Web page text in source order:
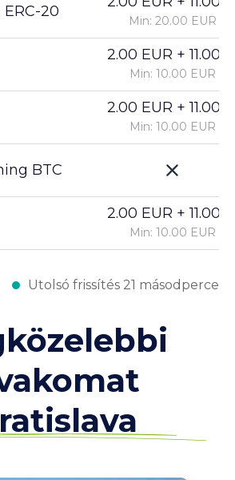
ERC-20
BTC
Min: 20.00 EUR
2.00 EUR +
Min: 10.00 EUR
2.00 EUR +
Min: 10.00 EUR
2.00 EUR +
Min: 10.00 EUR
Utolsó frissítés 21 másodperce